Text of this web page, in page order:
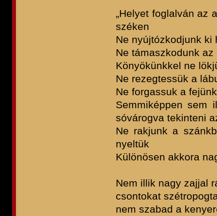
„Helyet foglalván az
széken
Ne nyújtózkodjunk ki
Ne támaszkodunk az
Könyökünkkel ne
Ne rezegtessük a
Ne forgassuk a
Semmiképpen sem
sóvárogva tekinteni
Ne rakjunk a
nyeltük
Különösen akkora
Nem illik nagy zajjal
csontokat
nem szabad a